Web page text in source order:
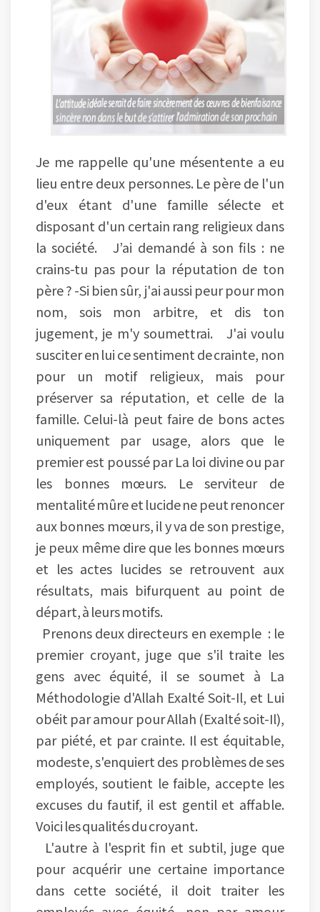
Je me rappelle qu'une mésentente a eu
lieu entre deux personnes. Le père de l'un
d'eux étant d'une famille sélecte et
disposant d'un certain rang religieux dans
la société. J’ai demandé à son fils : ne
crains-tu pas pour la réputation de ton
père ? -Si bien sûr, j'ai aussi peur pour mon
nom, sois mon arbitre, et dis ton
jugement, je m'y soumettrai. J'ai voulu
susciter en lui ce sentiment de crainte, non
pour un motif religieux, mais pour
préserver sa réputation, et celle de la
famille. Celui-là peut faire de bons actes
uniquement par usage, alors que le
premier est poussé par La loi divine ou par
les bonnes mœurs. Le serviteur de
mentalité mûre et lucide ne peut renoncer
aux bonnes mœurs, il y va de son prestige,
je peux même dire que les bonnes mœurs
et les actes lucides se retrouvent aux
résultats, mais bifurquent au point de
départ, à leurs motifs.
Prenons deux directeurs en exemple : le
premier croyant, juge que s'il traite les
gens avec équité, il se soumet à La
Méthodologie d'Allah Exalté Soit-Il, et Lui
obéit par amour pour Allah (Exalté soit-Il),
par piété, et par crainte. Il est équitable,
modeste, s'enquiert des problèmes de ses
employés, soutient le faible, accepte les
excuses du fautif, il est gentil et affable.
Voici les qualités du croyant.
L'autre à l'esprit fin et subtil, juge que
pour acquérir une certaine importance
dans cette société, il doit traiter les